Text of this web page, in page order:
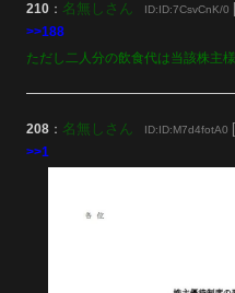
210 ： 名無しさん ID:ID:7CsvCnK/0
>>188
ただし二人分の飲食代は当該株主
208 ： 名無しさん ID:ID:M7d4fotA0
>>1